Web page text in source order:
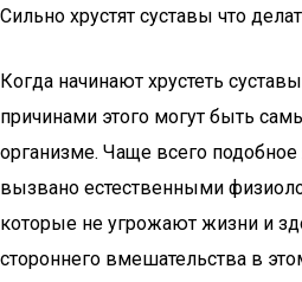
Сильно хрустят суставы что
Когда начинают хрустеть
причинами этого могут быть
организме. Чаще всего
вызвано естественными
которые не угрожают жизни и
стороннего вмешательства в